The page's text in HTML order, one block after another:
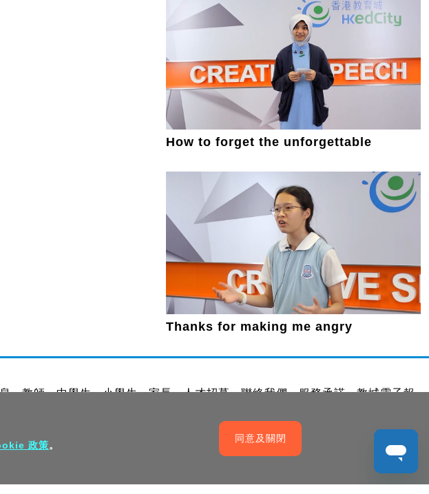
How to forget the unforgettable
Thanks for making me angry
教師 中學生 小學生 家長 人才招募 聯絡我們 服務承諾 教城電子報
條款 版權及知識產權政策 促進種族平等政策 無障礙網站設計
政策。
同意及關閉